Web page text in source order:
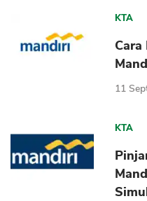
Pinjaman Online
Kartu Kredit
Pinjaman Online
Broker Forex
KTA
11
KTA